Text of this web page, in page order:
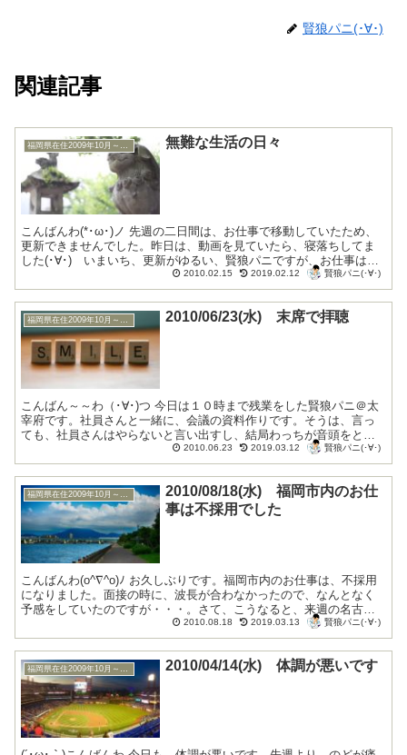
賢狼パニ(･∀･)
関連記事
無難な生活の日々
こんばんわ(*･ω･)ノ 先週の二日間は、お仕事で移動していたため、
更新できませんでした。昨日は、動画を見ていたら、寝落ちしてま
した(･∀･) いまいち、更新がゆるい、賢狼パニですが、お仕事は、
順調にこなしています。これも皆様の、...
2010.02.15 2019.02.12 賢狼パニ(･∀･)
2010/06/23(水) 末席で拝聴
こんばん～～わ（･∀･)つ 今日は１０時まで残業をした賢狼パニ＠太
宰府です。社員さんと一緒に、会議の資料作りです。そうは、言っ
ても、社員さんはやらないと言い出すし、結局わっちが音頭をとっ
て、なんとか終わりました。どこの会社も末...
2010.06.23 2019.03.12 賢狼パニ(･∀･)
2010/08/18(水) 福岡市内のお仕
事は不採用でした
こんばんわ(o^∇^o)ﾉ お久しぶりです。福岡市内のお仕事は、不採用
になりました。面接の時に、波長が合わなかったので、なんとなく
予感をしていたのですが・・・。さて、こうなると、来週の名古屋
での面接をがんばるか、8/25に振り込ま...
2010.08.18 2019.03.13 賢狼パニ(･∀･)
2010/04/14(水) 体調が悪いです